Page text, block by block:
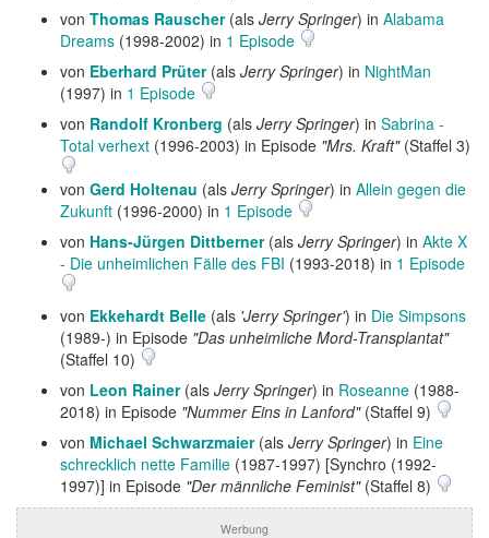
von Thomas Rauscher(als Jerry Springer) in Alabama
Dreams (1998-2002) in 1 Episode
von Eberhard Prüter(als Jerry Springer) in NightMan
(1997) in 1 Episode
von Randolf Kronberg (als Jerry Springer) in Sabrina -
Total verhext (1996-2003) in Episode "Mrs. Kraft"(Staffel 3)
von Gerd Holtenau (als Jerry Springer) in Allein gegen die
Zukunft (1996-2000) in 1 Episode
von Hans-Jürgen Dittberner(als Jerry Springer) in Akte X
- Die unheimlichen Fälle des FBI (1993-2018) in 1 Episode
von Ekkehardt Belle (als 'Jerry Springer') in Die Simpsons
(1989-) in Episode "Das unheimliche Mord-Transplantat"
(Staffel 10)
von Leon Rainer(als Jerry Springer) in Roseanne (1988-
2018) in Episode "Nummer Eins in Lanford"(Staffel 9)
von Michael Schwarzmaier(als Jerry Springer) in Eine
schrecklich nette Familie (1987-1997) [Synchro (1992-
1997)] in Episode "Der männliche Feminist"(Staffel 8)
Werbung